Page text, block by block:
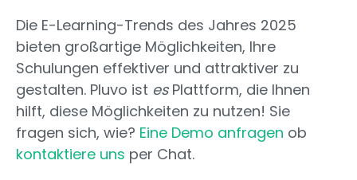
Die E-Learning-Trends des Jahres 2025
bieten großartige Möglichkeiten, Ihre
Schulungen effektiver und attraktiver zu
gestalten. Pluvo ist esPlattform, die Ihnen
hilft, diese Möglichkeiten zu nutzen! Sie
fragen sich, wie? Eine Demo anfragen ob
kontaktiere uns per Chat.